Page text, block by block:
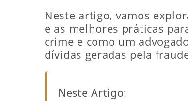
Neste artigo, vamos
e as melhores práticas
crime e como um
dívidas geradas pela
Neste Artigo: